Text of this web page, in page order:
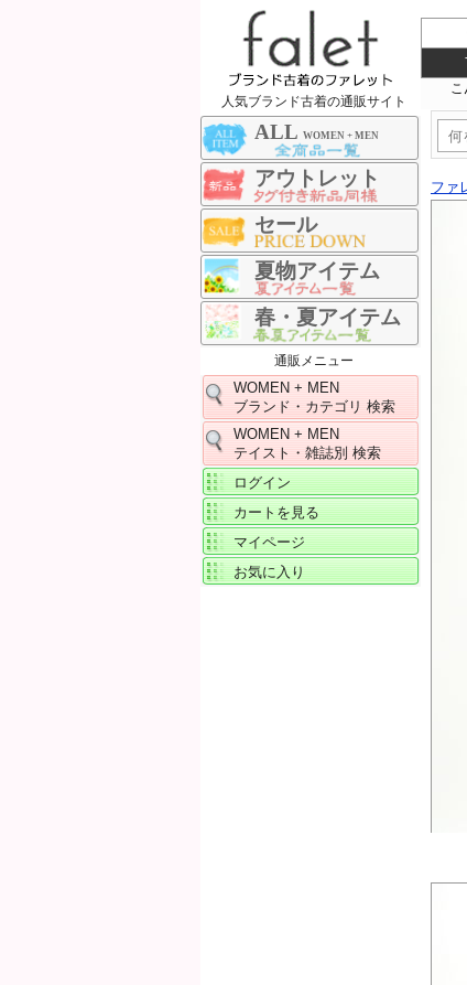
人気ブランド古着の通販サイト
ALL WOMEN + MEN
アウトレット
セール
夏物アイテム
春・夏アイテム
通販メニュー
WOMEN + MEN
ブランド・カテゴリ 検索
WOMEN + MEN
テイスト・雑誌別 検索
ログイン
カートを見る
マイページ
お気に入り
ファ